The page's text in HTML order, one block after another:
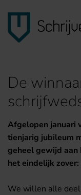
De
Afgelopen januari
tienjarig jubileum
geheel gewijd aan
het eindelijk
We willen alle